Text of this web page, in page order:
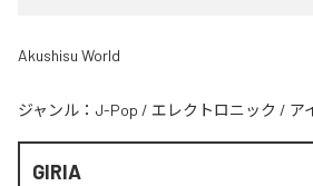
Akushisu World
ジャンル： J-Pop / エレクトロニック / ア
GIRIA